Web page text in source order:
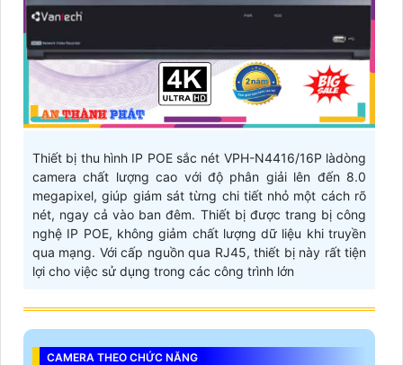
Thiết bị thu hình IP POE sắc nét VPH-N4416/16P làdòng
camera chất lượng cao với độ phân giải lên đến 8.0
megapixel, giúp giám sát từng chi tiết nhỏ một cách rõ
nét, ngay cả vào ban đêm. Thiết bị được trang bị công
nghệ IP POE, không giảm chất lượng dữ liệu khi truyền
qua mạng. Với cấp nguồn qua RJ45, thiết bị này rất tiện
lợi cho việc sử dụng trong các công trình lớn
CAMERA THEO CHỨC NĂNG